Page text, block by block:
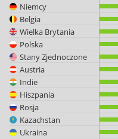
Niemcy
Belgia
Wielka Brytania
Polska
Stany Zjednoczone
Austria
Indie
Hiszpania
Rosja
Kazachstan
Ukraina